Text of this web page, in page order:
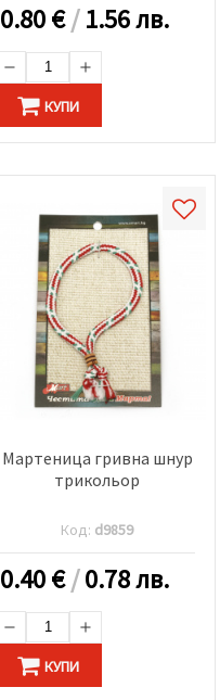
0.80€/1.56 лв.
КУПИ
Мартеница гривна шнур
трикольор
Код: d9859
0.40€/0.78 лв.
КУПИ